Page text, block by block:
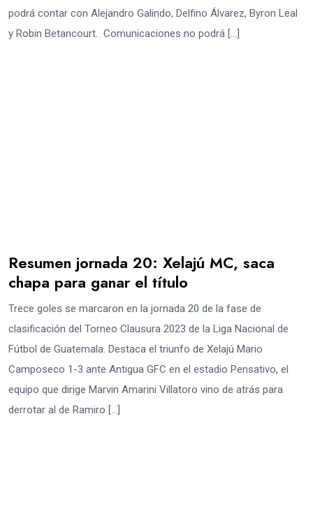
podrá contar con Alejandro Galindo, Delfino Álvarez, Byron Leal
y Robin Betancourt. Comunicaciones no podrá […]
Resumen jornada 20: Xelajú MC, saca
chapa para ganar el título
Trece goles se marcaron en la jornada 20 de la fase de
clasificación del Torneo Clausura 2023 de la Liga Nacional de
Fútbol de Guatemala. Destaca el triunfo de Xelajú Mario
Camposeco 1-3 ante Antigua GFC en el estadio Pensativo, el
equipo que dirige Marvin Amarini Villatoro vino de atrás para
derrotar al de Ramiro […]